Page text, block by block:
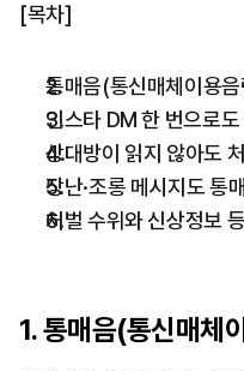
[목차]
통매음(통신매체이용
인스타 DM 한 번으로
상대방이 읽지 않아도
장난·조롱 메시지도 통
처벌 수위와 신상정보
1. 통매음(통신매체